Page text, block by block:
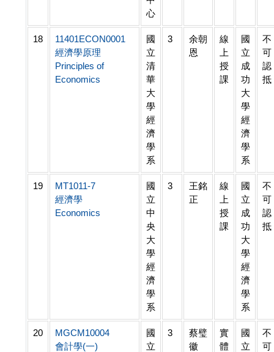
心
18
11401ECON0001
經濟學原理
Principles of
Economics
國
立
清
華
大
學
經
濟
學
系
3
余朝
恩
線
上
授
課
國
立
成
功
大
學
經
濟
學
系
不
可
認
抵
19
MT1011-7
經濟學
Economics
國
立
中
央
大
學
經
濟
學
系
3
王銘
正
線
上
授
課
國
立
成
功
大
學
經
濟
學
系
不
可
認
抵
20
MGCM10004
會計學(一)
國
立
3
蔡璧
徽
實
體
國
立
不
可